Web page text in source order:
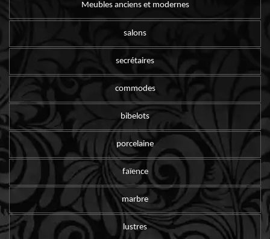
Meubles anciens et modernes
salons
secrétaires
commodes
bibelots
porcelaine
faïence
marbre
lustres